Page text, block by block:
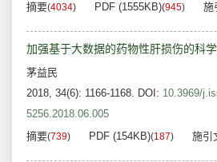
摘要(4034) PDF (1555KB)(945) 施
加强基于大数据的药物性肝损伤的科
茅益民
2018, 34(6): 1166-1168. DOI: 10.3969/
5256.2018.06.005
摘要(739) PDF (154KB)(187) 施引